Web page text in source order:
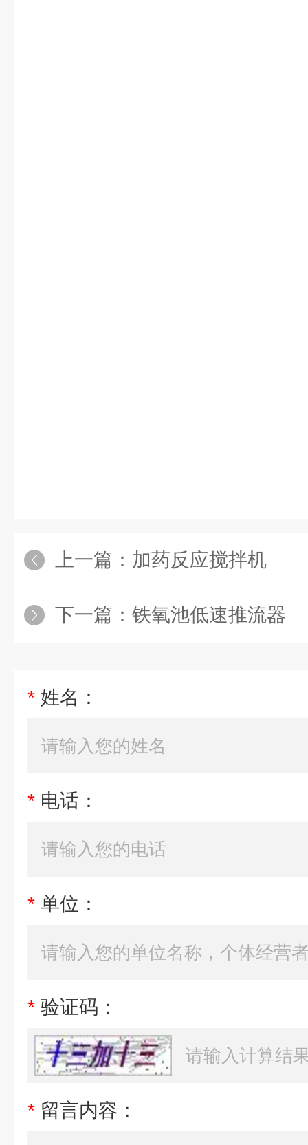
上一篇： 加药反应搅拌机
下一篇： 铁氧池低速推流器
* 姓名：
* 电话：
* 单位：
* 验证码：
* 留言内容：